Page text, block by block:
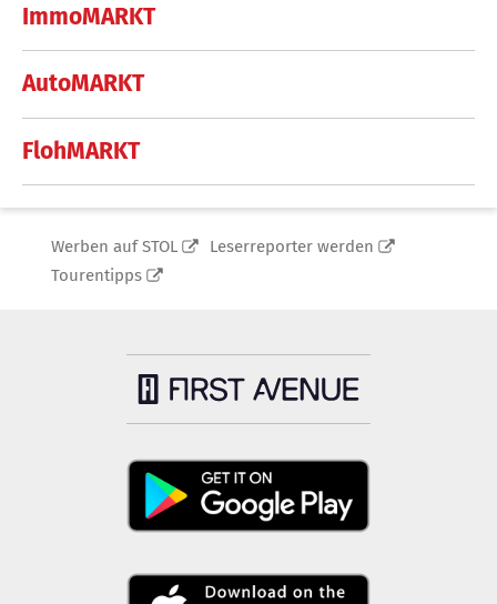
ImmoMARKT
AutoMARKT
FlohMARKT
Werben auf STOL
Leserreporter werden
Tourentipps